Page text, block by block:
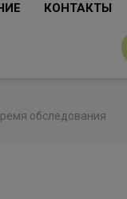
КОНТАКТЫ
обследования